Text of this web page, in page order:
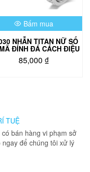
Bấm mua
NHẪN TITAN NỮ SỐ
ĐÍNH ĐÁ CÁCH ĐIỆU
85,000 ₫
thể.
Các
TUỆ
bán hàng vi phạm sở
để chúng tôi xử lý